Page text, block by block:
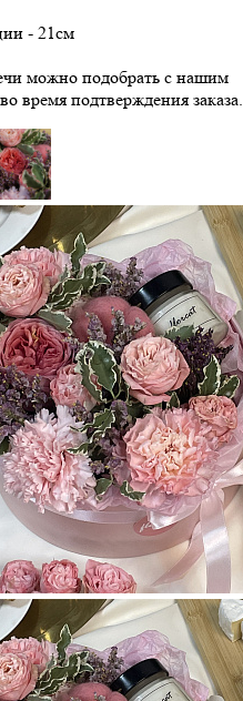
- 21см
можно подобрать с нашим
время подтверждения заказа.